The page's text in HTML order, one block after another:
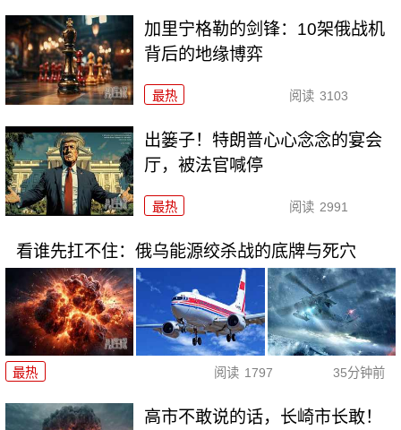
加里宁格勒的剑锋：10架俄战机
背后的地缘博弈
最热 阅读 3103
出篓子！特朗普心心念念的宴会
厅，被法官喊停
最热 阅读 2991
看谁先扛不住：俄乌能源绞杀战的底牌与死穴
最热 阅读 1797 35分钟前
高市不敢说的话，长崎市长敢！